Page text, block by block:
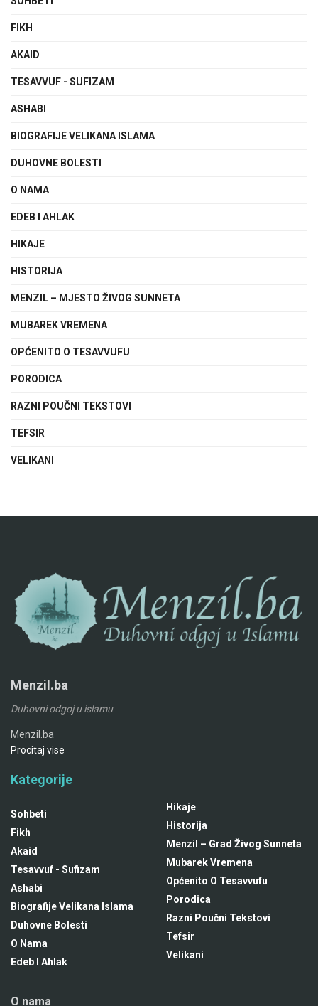
FIKH
AKAID
TESAVVUF - SUFIZAM
ASHABI
BIOGRAFIJE VELIKANA ISLAMA
DUHOVNE BOLESTI
O NAMA
EDEB I AHLAK
HIKAJE
HISTORIJA
MENZIL – MJESTO ŽIVOG SUNNETA
MUBAREK VREMENA
OPĆENITO O TESAVVUFU
PORODICA
RAZNI POUČNI TEKSTOVI
TEFSIR
VELIKANI
Menzil.ba
Duhovni odgoj u islamu
Menzil.ba
Procitaj vise
Kategorije
Sohbeti
Fikh
Akaid
Tesavvuf - Sufizam
Ashabi
Biografije Velikana Islama
Duhovne Bolesti
O Nama
Edeb I Ahlak
Hikaje
Historija
Menzil – Grad Živog Sunneta
Mubarek Vremena
Općenito O Tesavvufu
Porodica
Razni Poučni Tekstovi
Tefsir
Velikani
O nama